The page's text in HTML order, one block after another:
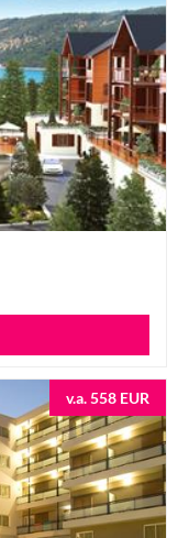
v.a. 558 EUR